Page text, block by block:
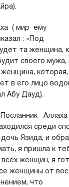
( мир ему
: «Под
та женщина,
своего
в его лицо
Абу Дауд).
среди
Язида, и
я пришла к
женщин, я
женщины от
что